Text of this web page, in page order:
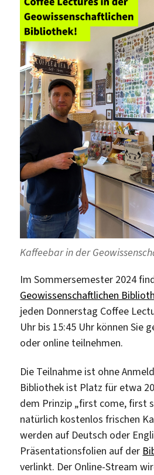
Kaffeebar in der
Im Sommersemester 2024
Geowissenschaftlichen
jeden Donnerstag Coffee
Uhr bis 15:45 Uhr können Sie
oder online teilnehmen.
Die Teilnahme ist ohne
Bibliothek ist Platz für etwa
dem Prinzip „first come, first
natürlich kostenlos frischen
werden auf Deutsch oder
Präsentationsfolien auf der
verlinkt. Der Online-Stream